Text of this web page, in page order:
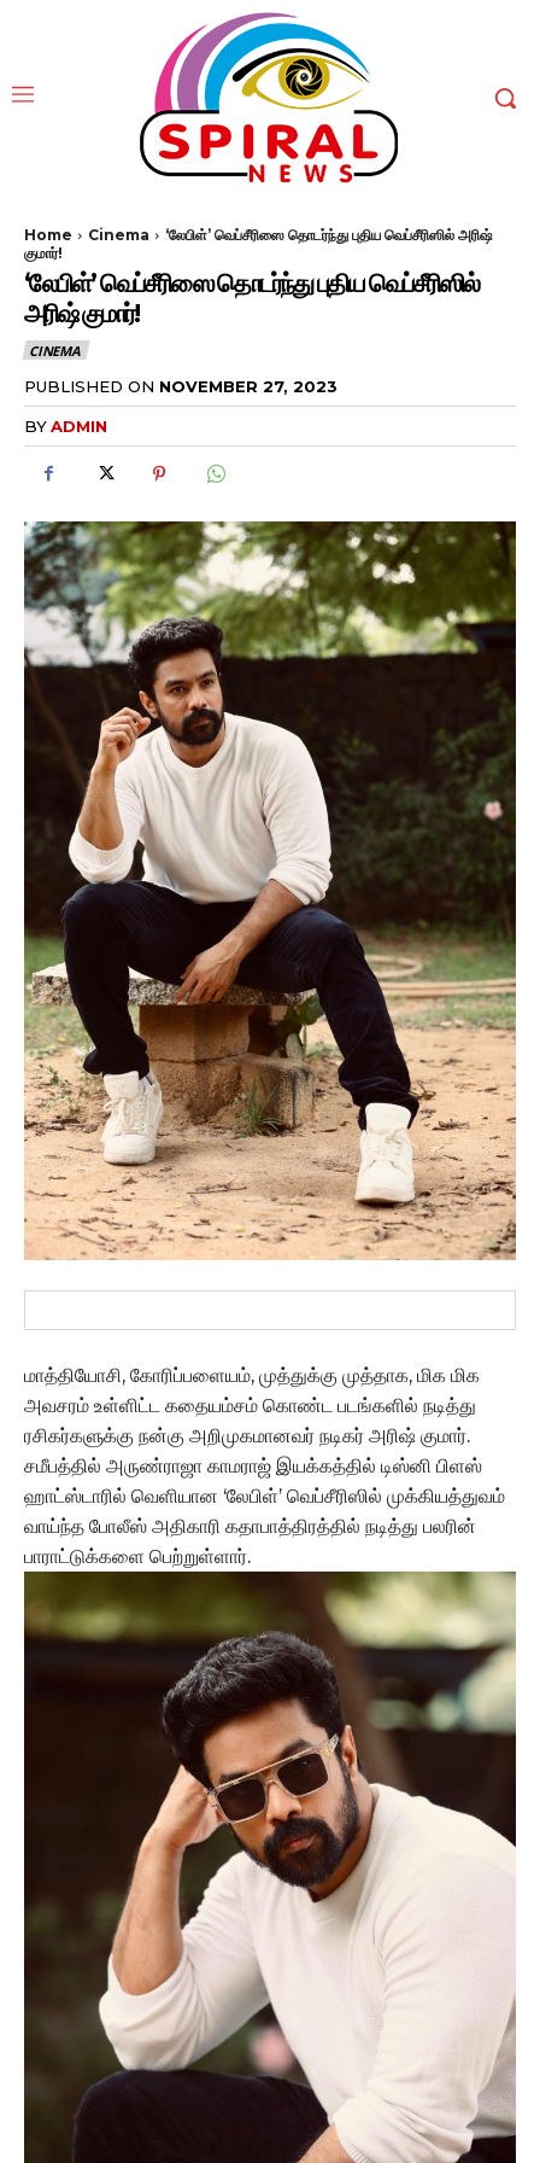
Home Cinema
‘லேபிள்’ வெப்சீரிஸை தொடர்ந்து புதிய வெப்சீரிஸில் அரிஷ்
குமார்!
‘லேபிள்’ வெப்சீரிஸை தொடர்ந்து புதிய வெப்சீரிஸில்
அரிஷ் குமார்!
CINEMA
PUBLISHED ON NOVEMBER 27, 2023
BYADMIN
மாத்தியோசி, கோரிப்பளையம், முத்துக்கு முத்தாக, மிக மிக
அவசரம் உள்ளிட்ட கதையம்சம் கொண்ட படங்களில் நடித்து
ரசிகர்களுக்கு நன்கு அறிமுகமானவர் நடிகர் அரிஷ் குமார்.
சமீபத்தில் அருண்ராஜா காமராஜ் இயக்கத்தில் டிஸ்னி பிளஸ்
ஹாட்ஸ்டாரில் வெளியான ‘லேபிள்’ வெப்சீரிஸில் முக்கியத்துவம்
வாய்ந்த போலீஸ் அதிகாரி கதாபாத்திரத்தில் நடித்து பலரின்
பாராட்டுக்களை பெற்றுள்ளார்.